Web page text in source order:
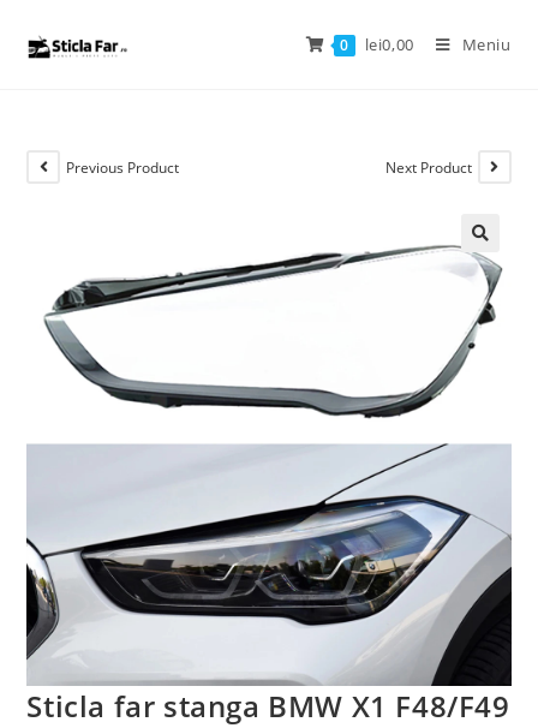
0 lei0,00 Meniu
Previous Product Next Product
🔍
Sticla far stanga BMW X1 F48/F49